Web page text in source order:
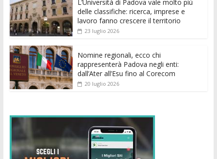
k p er
L’Università di Padova vale molto più
delle classifiche: ricerca, imprese e
lavoro fanno crescere il territorio
23 luglio 2026
Nomine regionali, ecco chi
rappresenterà Padova negli enti:
dall’Ater all’Esu fino al Corecom
20 luglio 2026